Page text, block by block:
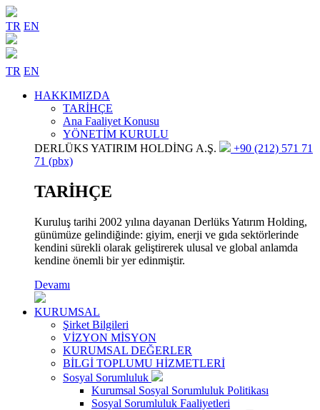
TR EN
TR EN
HAKKIMIZDA
TARİHÇE
Ana Faaliyet Konusu
YÖNETİM KURULU
DERLÜKS YATIRIM HOLDİNG A.Ş.
+90 (212) 571 71
71 (pbx)
TARİHÇE
Kuruluş tarihi 2002 yılına dayanan Derlüks Yatırım Holding,
günümüze gelindiğinde: giyim, enerji ve gıda sektörlerinde
kendini sürekli olarak geliştirerek ulusal ve global anlamda
kendine önemli bir yer edinmiştir.
Devamı
KURUMSAL
Şirket Bilgileri
VİZYON MİSYON
KURUMSAL DEĞERLER
BİLGİ TOPLUMU HİZMETLERİ
Sosyal Sorumluluk
Kurumsal Sosyal Sorumluluk Politikası
Sosyal Sorumluluk Faaliyetleri